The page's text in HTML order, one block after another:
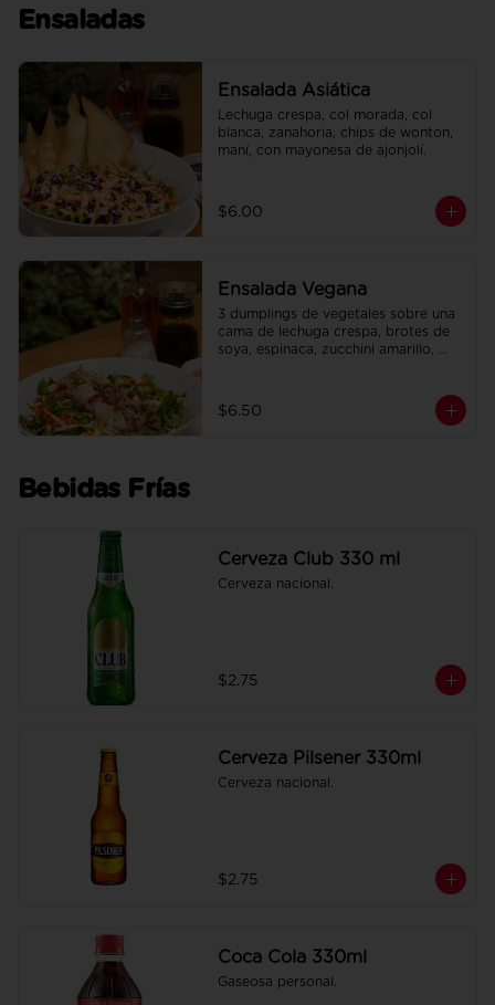
Ensaladas
Ensalada Asiática
Lechuga crespa, col morada, col
blanca, zanahoria, chips de wonton,
maní, con mayonesa de ajonjolí.
$6.00
Ensalada Vegana
3 dumplings de vegetales sobre una
cama de lechuga crespa, brotes de
soya, espinaca, zucchini amarillo,
$6.50
Bebidas Frías
Cerveza Club 330 ml
Cerveza nacional.
$2.75
Cerveza Pilsener 330ml
Cerveza nacional.
$2.75
Coca Cola 330ml
Gaseosa personal.